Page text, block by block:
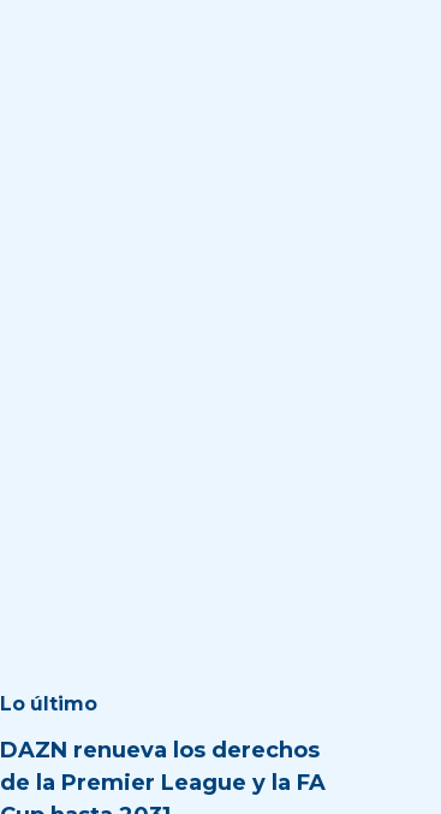
Lo último
DAZN renueva los derechos
de la Premier League y la FA